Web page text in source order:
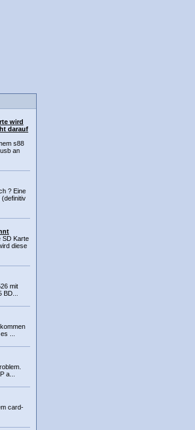
wird
darauf
s88
an
? Eine
(definitiv
SD Karte
diese
mit
BD...
...
a...
card-